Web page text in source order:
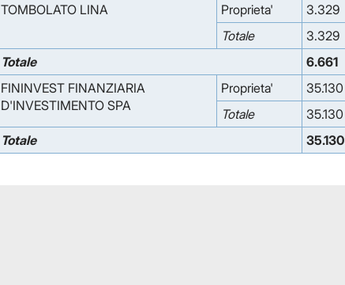
TOMBOLATO LINA
Proprieta' 3.329
Totale
3.329
Totale
6.661
FININVEST FINANZIARIA
D'INVESTIMENTO SPA
Proprieta' 35.130
Totale
35.130
Totale
35.130